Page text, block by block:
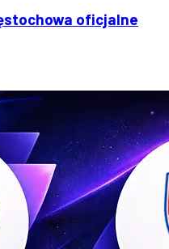
oficjalne